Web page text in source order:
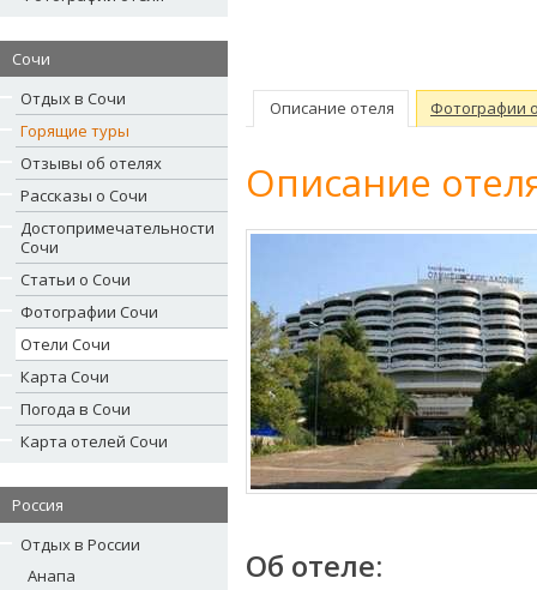
Сочи
Отдых в Сочи
Горящие туры
Отзывы об отелях
Рассказы о Сочи
Достопримечательности
Сочи
Статьи о Сочи
Фотографии Сочи
Отели Сочи
Карта Сочи
Погода в Сочи
Карта отелей Сочи
Россия
Отдых в России
Анапа
Описание отеля Фотографии
Описание
Об отеле: